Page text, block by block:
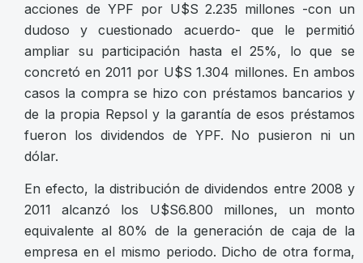
acciones de YPF por U$S 2.235 millones -con un
dudoso y cuestionado acuerdo- que le permitió
ampliar su participación hasta el 25%, lo que se
concretó en 2011 por U$S 1.304 millones. En ambos
casos la compra se hizo con préstamos bancarios y
de la propia Repsol y la garantía de esos préstamos
fueron los dividendos de YPF. No pusieron ni un
dólar.
En efecto, la distribución de dividendos entre 2008 y
2011 alcanzó los U$S6.800 millones, un monto
equivalente al 80% de la generación de caja de la
empresa en el mismo periodo. Dicho de otra forma,